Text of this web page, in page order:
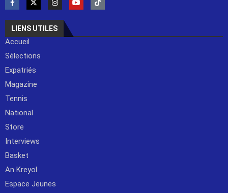
LIENS UTILES
Accueil
Sélections
Expatriés
Magazine
Tennis
National
Store
Interviews
Basket
An Kreyol
Espace Jeunes